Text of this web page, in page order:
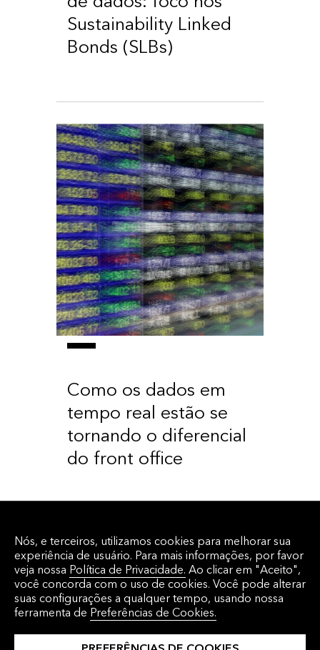
Sustainability Linked
Bonds (SLBs)
Como os dados em
tempo real estão se
tornando o diferencial
do front office
Agende uma
demo.
Nós, e terceiros, utilizamos cookies para melhorar sua
experiência de usuário. Para mais informações, por favor
veja nossa Política de Privacidade. Ao clicar em "Aceito",
você concorda com o uso de cookies. Você pode alterar
suas configurações a qualquer tempo, usando nossa
ferramenta de Preferências de Cookies.